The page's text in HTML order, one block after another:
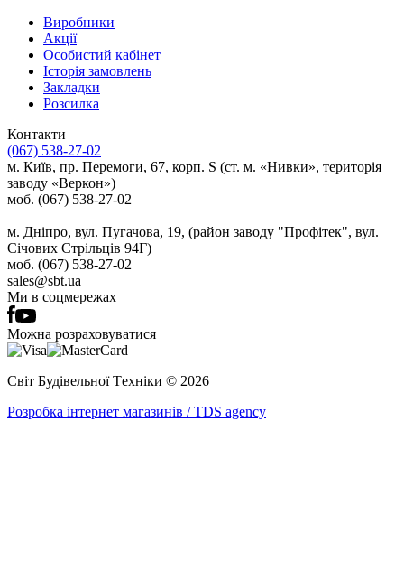
Виробники
Акції
Особистий кабінет
Історія замовлень
Закладки
Розсилка
Контакти
(067) 538-27-02
м. Київ, пр. Перемоги, 67, корп. S (ст. м. «Нивки», територія
заводу «Веркон»)
моб. (067) 538-27-02
м. Дніпро, вул. Пугачова, 19, (район заводу "Профітек", вул.
Січових Стрільців 94Г)
моб. (067) 538-27-02
sales@sbt.ua
Ми в соцмережах
Можна розраховуватися
Світ Будівельної Tехніки © 2026
Розробка інтернет магазинів / TDS agency